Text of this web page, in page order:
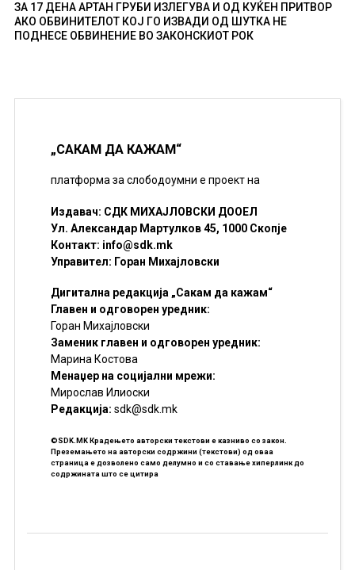
ЗА 17 ДЕНА АРТАН ГРУБИ ИЗЛЕГУВА И ОД КУЌЕН ПРИТВОР
АКО ОБВИНИТЕЛОТ КОЈ ГО ИЗВАДИ ОД ШУТКА НЕ
ПОДНЕСЕ ОБВИНЕНИЕ ВО ЗАКОНСКИОТ РОК
„САКАМ ДА КАЖАМ“
платформа за слободоумни е проект на
Издавач: СДК МИХАЈЛОВСКИ ДООЕЛ
Ул. Александар Мартулков 45, 1000 Скопје
Контакт: info@sdk.mk
Управител: Горан Михајловски
Дигитална редакција „Сакам да кажам“
Главен и одговорен уредник:
Горан Михајловски
Заменик главен и одговорен уредник:
Марина Костова
Менаџер на социјални мрежи:
Мирослав Илиоски
Редакцијa: sdk@sdk.mk
©SDK.MK Крадењето авторски текстови е казниво со закон.
Преземањето на авторски содржини (текстови) од оваа
страница е дозволено само делумно и со ставање хиперлинк до
содржината што се цитира